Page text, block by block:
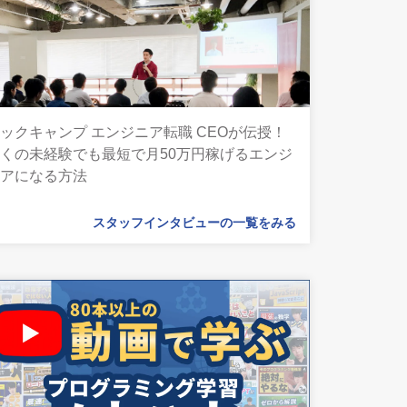
クキャンプ エンジニア転職 CEOが伝授！
の未経験でも最短で月50万円稼げるエンジ
になる方法
スタッフインタビューの一覧をみる